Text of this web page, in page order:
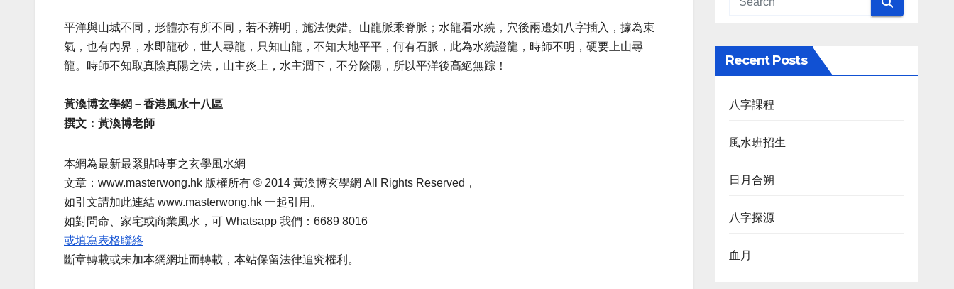
平洋與山城不同，形體亦有所不同，若不辨明，施法便錯。山龍脈乘脊脈；水龍看水繞，穴後兩邊如八字插入，據為束
氣，也有內界，水即龍砂，世人尋龍，只知山龍，不知大地平平，何有石脈，此為水繞證龍，時師不明，硬要上山尋
龍。時師不知取真陰真陽之法，山主炎上，水主潤下，不分陰陽，所以平洋後高絕無踪！
黃渙博玄學網－香港風水十八區
撰文：黃渙博老師
本網為最新最緊貼時事之玄學風水網
文章：www.masterwong.hk 版權所有 © 2014 黃渙博玄學網 All Rights Reserved，
如引文請加此連結 www.masterwong.hk 一起引用。
如對問命、家宅或商業風水，可 Whatsapp 我們：6689 8016
或填寫表格聯絡
斷章轉載或未加本網網址而轉載，本站保留法律追究權利。
Recent Posts
八字課程
風水班招生
日月合朔
八字探源
血月